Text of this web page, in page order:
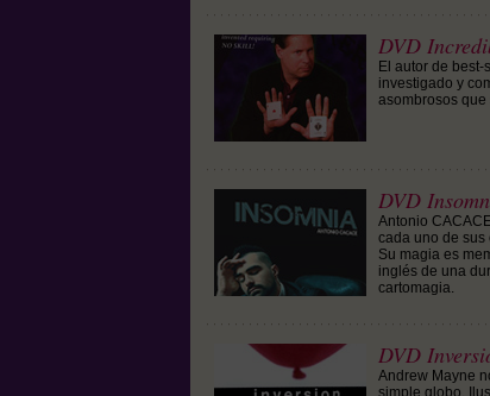
DVD
El autor de
investigado y
asombrosos
DVD
Antonio
cada uno de sus
Su magia es
inglés de una
cartomagia.
DVD
Andrew Mayne
simple globo.